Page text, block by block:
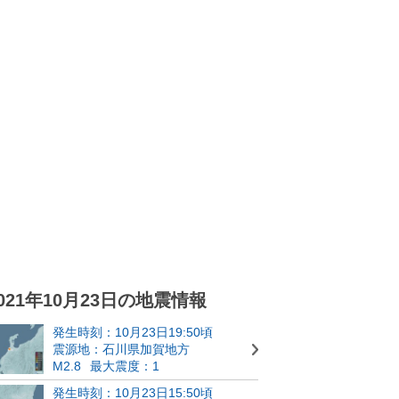
年10月23日の地震情報
発生時刻：10月23日19:50頃
震源地：石川県加賀地方
M2.8
最大震度：1
発生時刻：10月23日15:50頃